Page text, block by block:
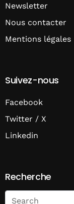
Newsletter
Nous contacter
Mentions légales
Suivez-nous
Facebook
Twitter / X
Linkedin
Recherche
Search